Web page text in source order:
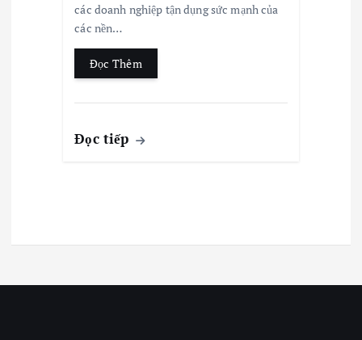
các doanh nghiệp tận dụng sức mạnh của
các nền…
Đọc Thêm
Đọc tiếp